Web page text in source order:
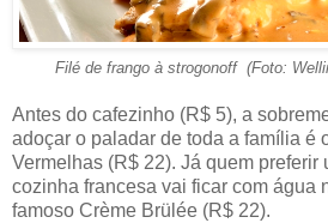
Filé de frango à strogonoff (Foto:
Antes do cafezinho (R$ 5), a
adoçar o paladar de toda a família é
Vermelhas (R$ 22). Já quem preferir
cozinha francesa vai ficar com água
famoso Crème Brülée (R$ 22).